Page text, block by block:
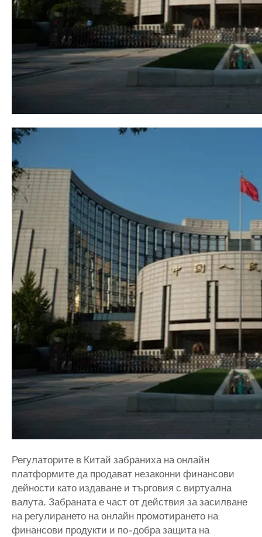
Регулаторите в Китай забраниха на онлайн
платформите да продават незаконни финансови
дейности като издаване и търговия с виртуална
валута. Забраната е част от действия за засилване
на регулирането на онлайн промотирането на
финансови продукти и по-добра защита на